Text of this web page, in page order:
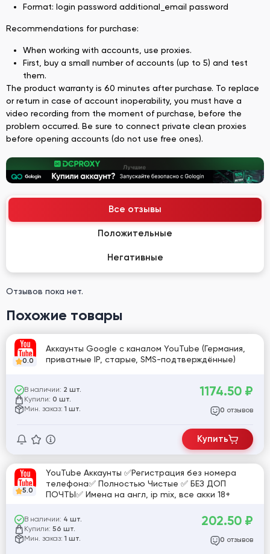
Format: login password additional_email password
Recommendations for purchase:
When working with accounts, use proxies.
First, buy a small number of accounts (up to 5) and test
them.
The product warranty is 60 minutes after purchase. To replace
or return in case of account inoperability, you must have a
video recording from the moment of purchase, before the
problem occurred. Be sure to connect private clean proxies
before opening accounts (do not use free ones).
Все отзывы
Положительные
Негативные
Отзывов пока нет.
Похожие товары
0.0
Аккаунты Google с каналом YouTube (Германия,
приватные IP, старые, SMS-подтверждённые)
В наличии: 2 шт.
Купили: 0 шт.
Мин. заказ: 1 шт.
1174.50 ₽
0 отзывов
Купить
5.0
YouTube Аккаунты ✅️Регистрация без номера
телефона✅️ Полностью Чистые ✅️ БЕЗ ДОП
ПОЧТЫ✅️ Имена на англ, ip mix, все акки 18+
В наличии: 4 шт.
Купили: 56 шт.
Мин. заказ: 1 шт.
202.50 ₽
0 отзывов